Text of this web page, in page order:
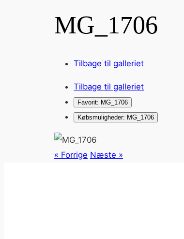
MG_1706
Tilbage til galleriet
Tilbage til galleriet
Favorit: MG_1706
Købsmuligheder: MG_1706
« Forrige Næste »